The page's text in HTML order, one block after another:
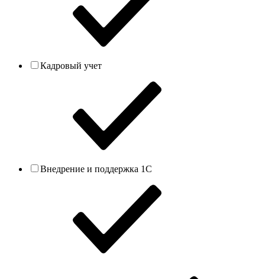
Кадровый учет
Внедрение и поддержка 1С